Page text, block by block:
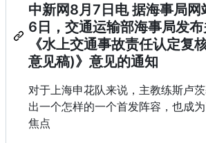
中新网8月7日电 据海事局网
6日，交通运输部海事局发
《水上交通事故责任认定复
意见稿)》意见的通知
对于上海申花队来说，主教练斯卢
出一个怎样的一个首发阵容，也成
焦点